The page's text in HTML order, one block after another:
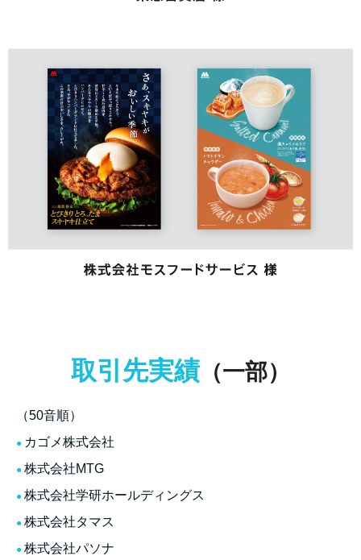
取引先実績（一部）
（50音順）
カゴメ株式会社
株式会社MTG
株式会社学研ホールディングス
株式会社タマス
株式会社パソナ